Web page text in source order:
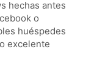
hechas antes
o
huéspedes
excelente